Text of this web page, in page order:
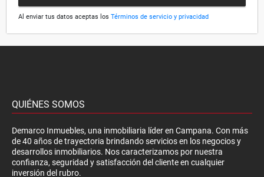
Al enviar tus datos aceptas los Términos de servicio y privacidad
QUIÉNES SOMOS
Demarco Inmuebles, una inmobiliaria líder en Campana. Con más
de 40 años de trayectoria brindando servicios en los negocios y
desarrollos inmobiliarios. Nos caracterizamos por nuestra
confianza, seguridad y satisfacción del cliente en cualquier
inversión del rubro.